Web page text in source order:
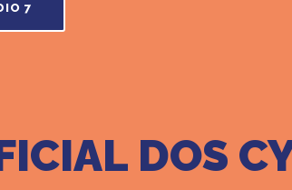
7
DOS